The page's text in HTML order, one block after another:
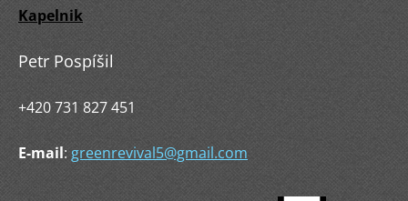
Kapelnik
Petr Pospíšil
+420 731 827 451
E-mail:greenrevival5@gmail.com